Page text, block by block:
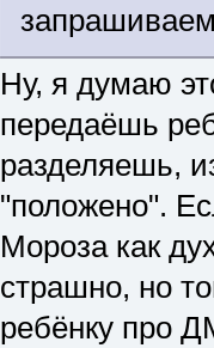
Ну, я думаю
передаёшь
разделяешь,
"положено".
Мороза как
страшно, но
ребёнку про